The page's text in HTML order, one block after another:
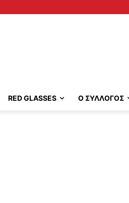
RED GLASSES Ο ΣΥΛΛΟΓΟΣ